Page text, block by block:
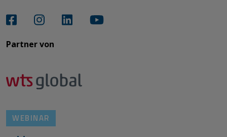
Partner von​​​​​​
WEBINAR